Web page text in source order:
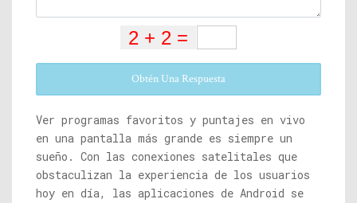
Obtén Una Respuesta
Ver programas favoritos y puntajes en vivo
en una pantalla más grande es siempre un
sueño. Con las conexiones satelitales que
obstaculizan la experiencia de los usuarios
hoy en día, las aplicaciones de Android se